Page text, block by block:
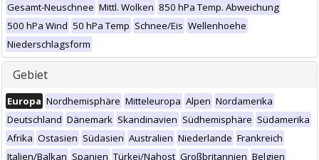
Gesamt-Neuschnee Mittl. Wolken 850 hPa Temp. Abweichung
500 hPa Wind 50 hPa Temp Schnee/Eis Wellenhoehe
Niederschlagsform
Gebiet
Europa Nordhemisphäre Mitteleuropa Alpen Nordamerika
Deutschland Dänemark Skandinavien Südhemisphäre Südamerika
Afrika Ostasien Südasien Australien Niederlande Frankreich
Italien/Balkan Spanien Türkei/Nahost Großbritannien Belgien